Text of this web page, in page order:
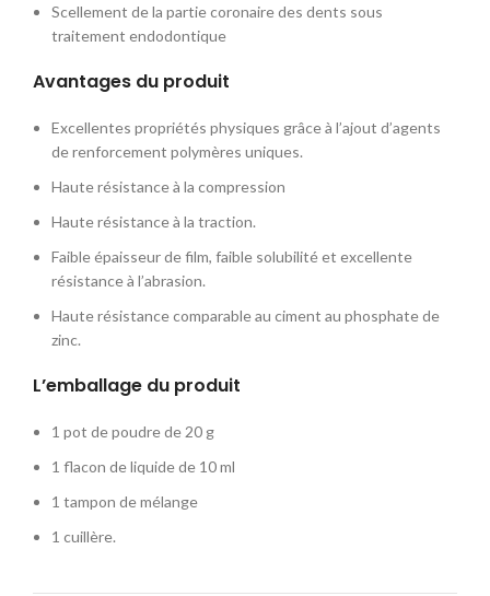
Scellement de la partie coronaire des dents sous
traitement endodontique
Avantages du produit
Excellentes propriétés physiques grâce à l’ajout d’agents
de renforcement polymères uniques.
Haute résistance à la compression
Haute résistance à la traction.
Faible épaisseur de film, faible solubilité et excellente
résistance à l’abrasion.
Haute résistance comparable au ciment au phosphate de
zinc.
L’emballage du produit
1 pot de poudre de 20 g
1 flacon de liquide de 10 ml
1 tampon de mélange
1 cuillère.